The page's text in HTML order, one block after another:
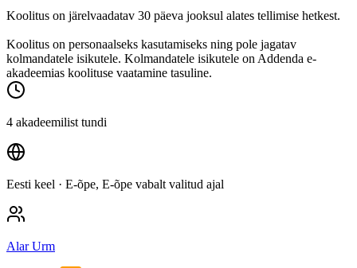
Koolitus on järelvaadatav 30 päeva jooksul alates tellimise hetkest.
Koolitus on personaalseks kasutamiseks ning pole jagatav
kolmandatele isikutele. Kolmandatele isikutele on Addenda e-
akadeemias koolituse vaatamine tasuline.
4 akadeemilist tundi
Eesti keel · E-õpe, E-õpe vabalt valitud ajal
Alar Urm